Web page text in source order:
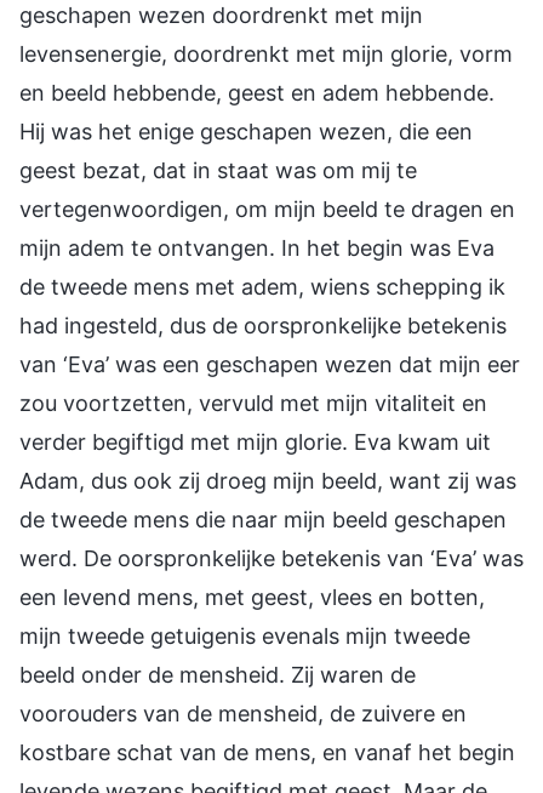
geschapen wezen doordrenkt met mijn
levensenergie, doordrenkt met mijn glorie, vorm
en beeld hebbende, geest en adem hebbende.
Hij was het enige geschapen wezen, die een
geest bezat, dat in staat was om mij te
vertegenwoordigen, om mijn beeld te dragen en
mijn adem te ontvangen. In het begin was Eva
de tweede mens met adem, wiens schepping ik
had ingesteld, dus de oorspronkelijke betekenis
van ‘Eva’ was een geschapen wezen dat mijn eer
zou voortzetten, vervuld met mijn vitaliteit en
verder begiftigd met mijn glorie. Eva kwam uit
Adam, dus ook zij droeg mijn beeld, want zij was
de tweede mens die naar mijn beeld geschapen
werd. De oorspronkelijke betekenis van ‘Eva’ was
een levend mens, met geest, vlees en botten,
mijn tweede getuigenis evenals mijn tweede
beeld onder de mensheid. Zij waren de
voorouders van de mensheid, de zuivere en
kostbare schat van de mens, en vanaf het begin